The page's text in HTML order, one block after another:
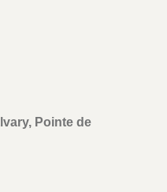
Pointe de